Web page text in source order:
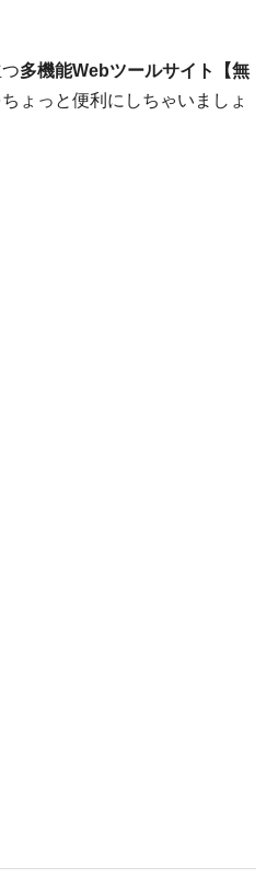
多機能Webツールサイト【無
ょっと便利にしちゃいましょ